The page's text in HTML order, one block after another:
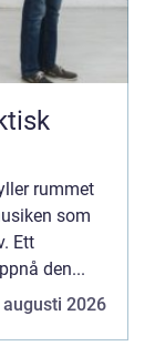
rummet
som
Ett
den...
augusti 2026